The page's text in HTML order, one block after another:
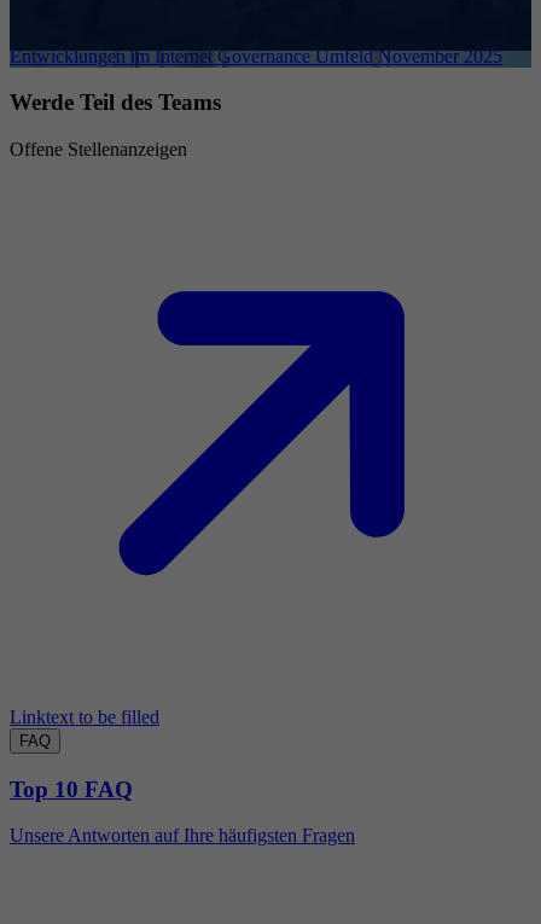
Entwicklungen im Internet Governance Umfeld November 2025
Werde Teil des Teams
Offene Stellenanzeigen
Linktext to be filled
FAQ
Top 10 FAQ
Unsere Antworten auf Ihre häufigsten Fragen